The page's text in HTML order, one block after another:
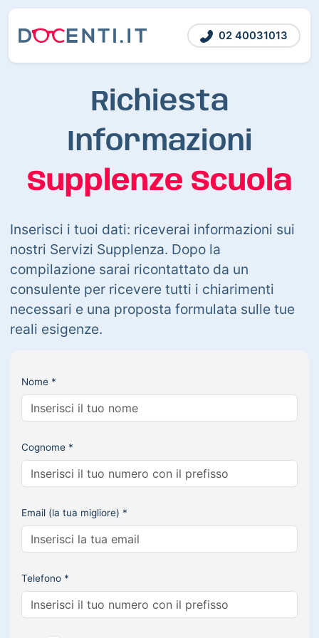
02 40031013
Richiesta
Informazioni
Supplenze Scuola
Inserisci i tuoi dati: riceverai informazioni sui
nostri Servizi Supplenza. Dopo la
compilazione sarai ricontattato da un
consulente per ricevere tutti i chiarimenti
necessari e una proposta formulata sulle tue
reali esigenze.
Nome *
Cognome *
Email (la tua migliore) *
Telefono *